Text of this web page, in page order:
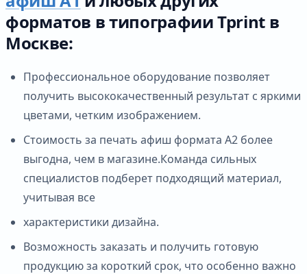
форматов в типографии Tprint в
Москве:
Профессиональное оборудование позволяет
получить высококачественный результат с яркими
цветами, четким изображением.
Стоимость за печать афиш формата А2 более
выгодна, чем в магазине.Команда сильных
специалистов подберет подходящий материал,
учитывая все
характеристики дизайна.
Возможность заказать и получить готовую
продукцию за короткий срок, что особенно важно